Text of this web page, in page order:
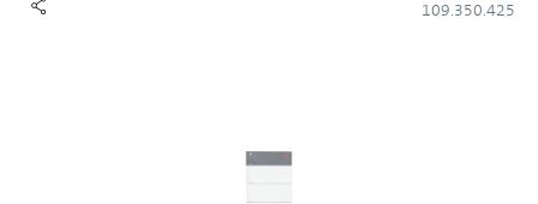
109.350.425